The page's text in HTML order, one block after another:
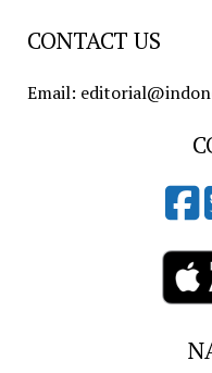
CONTACT US
Email: